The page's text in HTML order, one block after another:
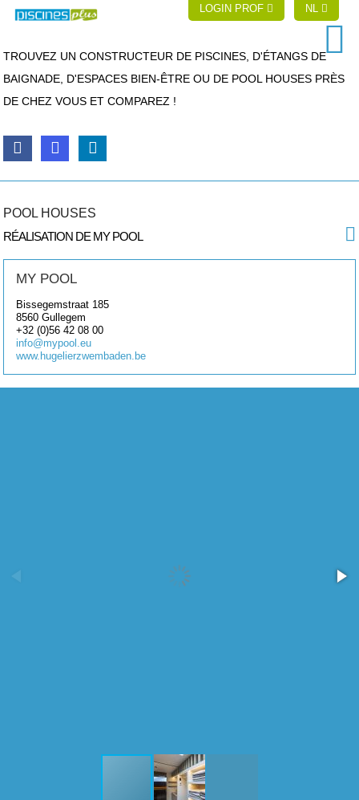
LOGIN PROF NL
TROUVEZ UN CONSTRUCTEUR DE PISCINES, D'ÉTANGS DE
BAIGNADE, D'ESPACES BIEN-ÊTRE OU DE POOL HOUSES PRÈS
DE CHEZ VOUS ET COMPAREZ !
POOL HOUSES
RÉALISATION DE MY POOL
MY POOL
Bissegemstraat 185
8560Gullegem
+32 (0)56 42 08 00
info@mypool.eu
www.hugelierzwembaden.be